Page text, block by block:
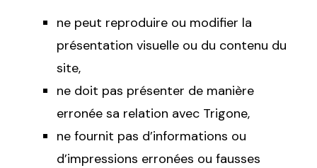
ne peut reproduire ou modifier la
présentation visuelle ou du contenu du
site,
ne doit pas présenter de manière
erronée sa relation avec Trigone,
ne fournit pas d’informations ou
d’impressions erronées ou fausses